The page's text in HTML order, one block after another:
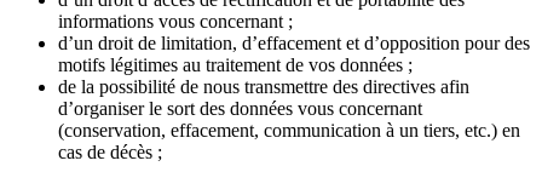
informations vous concernant ;
d’un droit de limitation, d’effacement et d’opposition pour des
motifs légitimes au traitement de vos données ;
de la possibilité de nous transmettre des directives afin
d’organiser le sort des données vous concernant
(conservation, effacement, communication à un tiers, etc.) en
cas de décès ;